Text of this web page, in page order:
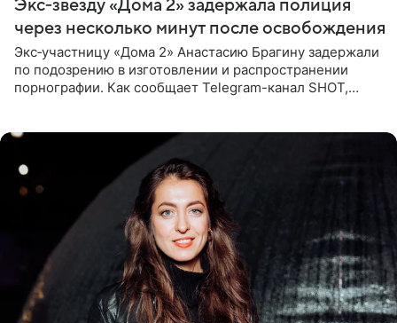
Экс‑звезду «Дома 2» задержала полиция
через несколько минут после освобождения
Экс‑участницу «Дома 2» Анастасию Брагину задержали
по подозрению в изготовлении и распространении
порнографии. Как сообщает Telegram-канал SHOT,